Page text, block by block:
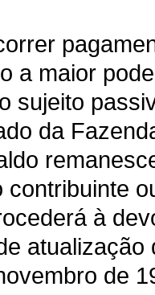
a maior
sujeito
da
contribuinte
à
de